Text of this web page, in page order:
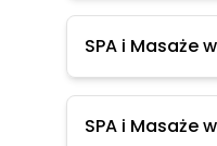
SPA i Masaże
SPA i Masaże